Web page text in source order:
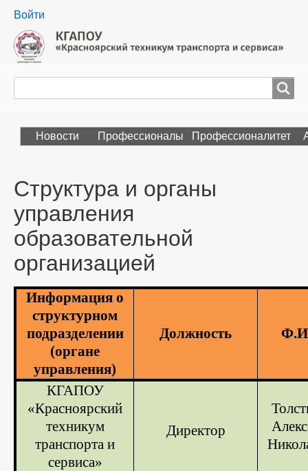
User
menu
Войти
Новости Профессионалы Профессионалитет
Структура и органы
управления
образовательной
организацией
Информация о
структурном
подразделении
(органе
управления)
Должность
КГАПОУ
«Красноярский
техникум
транспорта и
сервиса»
Директор